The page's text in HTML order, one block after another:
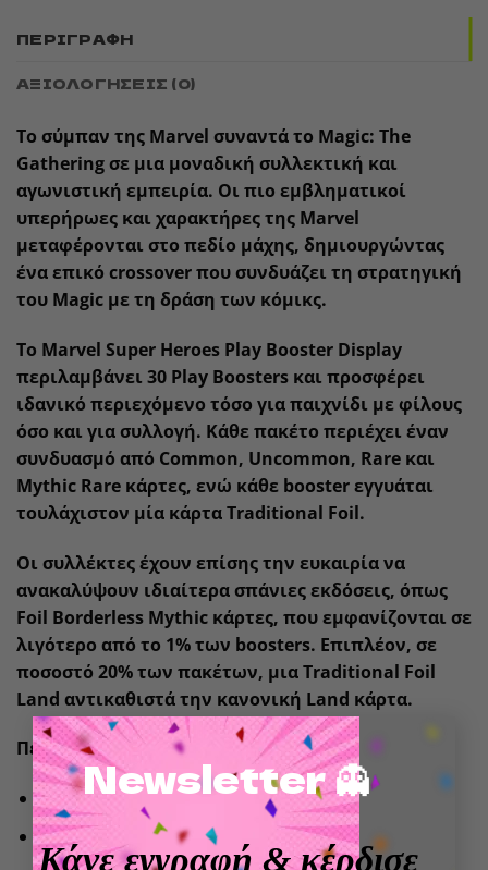
Newsletter 👻
Κάνε εγγραφή & κέρδισε
×
ΠΕΡΙΓΡΑΦΉ
ΑΞΙΟΛΟΓΉΣΕΙΣ (0)
Το σύμπαν της Marvel συναντά το Magic: The
Gatheringσε μια μοναδική συλλεκτική και
αγωνιστική εμπειρία. Οι πιο εμβληματικοί
υπερήρωες και χαρακτήρες της Marvel
μεταφέρονται στο πεδίο μάχης, δημιουργώντας
ένα επικό crossover που συνδυάζει τη στρατηγική
του Magic με τη δράση των κόμικς.
Το Marvel Super Heroes Play Booster Display
περιλαμβάνει 30 Play Boosters και προσφέρει
ιδανικό περιεχόμενο τόσο για παιχνίδι με φίλους
όσο και για συλλογή. Κάθε πακέτο περιέχει έναν
συνδυασμό από Common, Uncommon, Rare και
Mythic Rare κάρτες, ενώ κάθε booster εγγυάται
τουλάχιστον μία κάρτα Traditional Foil.
Οι συλλέκτες έχουν επίσης την ευκαιρία να
ανακαλύψουν ιδιαίτερα σπάνιες εκδόσεις, όπως
Foil Borderless Mythic κάρτες, που εμφανίζονται σε
λιγότερο από το 1% των boosters. Επιπλέον, σε
ποσοστό 20% των πακέτων, μια Traditional Foil
Land αντικαθιστά την κανονική Land κάρτα.
Περιεχόμενα Display
30 Play Boosters
Αγγλική έκδοση (English Version)